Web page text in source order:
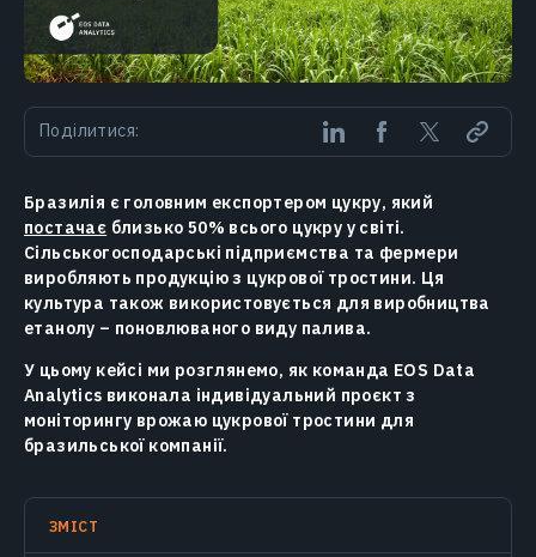
Поділитися:
Бразилія є головним експортером цукру, який
постачає близько 50% всього цукру у світі.
Сільськогосподарські підприємства та фермери
виробляють продукцію з цукрової тростини. Ця
культура також використовується для виробництва
етанолу – поновлюваного виду палива.
У цьому кейсі ми розглянемо, як команда EOS Data
Analytics виконала індивідуальний проєкт з
моніторингу врожаю цукрової тростини для
бразильської компанії.
ЗМІСТ